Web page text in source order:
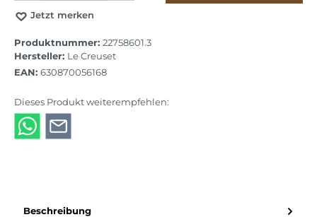
Jetzt merken
Produktnummer: 22758601.3
Hersteller: Le Creuset
EAN: 630870056168
Dieses Produkt weiterempfehlen:
Beschreibung